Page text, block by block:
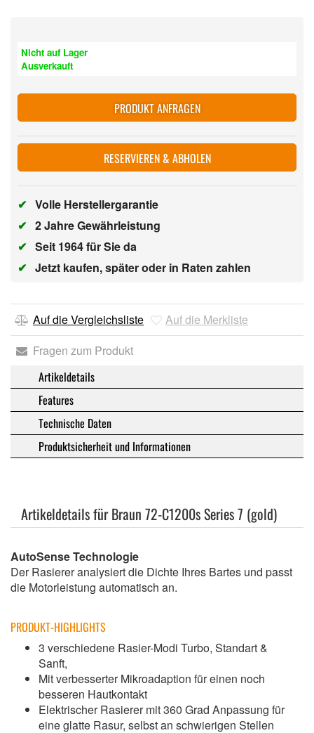
Nicht auf Lager
Ausverkauft
PRODUKT ANFRAGEN
RESERVIEREN & ABHOLEN
✔ Volle Herstellergarantie
✔ 2 Jahre Gewährleistung
✔ Seit 1964 für Sie da
✔ Jetzt kaufen, später oder in Raten zahlen
Auf die Vergleichsliste
Auf die Merkliste
Fragen zum Produkt
Artikeldetails
Features
Technische Daten
Produktsicherheit und Informationen
Artikeldetails für Braun 72-C1200s Series 7 (gold)
AutoSense Technologie
Der Rasierer analysiert die Dichte Ihres Bartes und passt
die Motorleistung automatisch an.
PRODUKT-HIGHLIGHTS
3 verschiedene Rasier-Modi Turbo, Standart &
Sanft,
Mit verbesserter Mikroadaption für einen noch
besseren Hautkontakt
Elektrischer Rasierer mit 360 Grad Anpassung für
eine glatte Rasur, selbst an schwierigen Stellen